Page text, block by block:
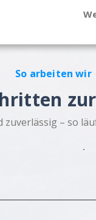
So arbeiten wir
– so